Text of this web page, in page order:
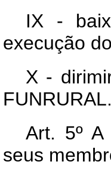
IX -
execução
X -
FUNRURAL.
Art. 5º A
seus